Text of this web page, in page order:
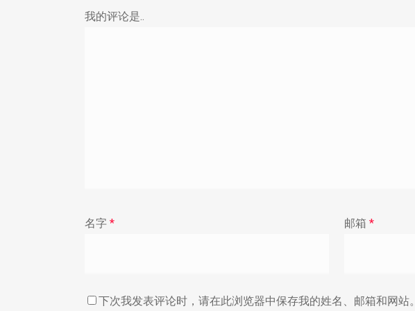
我的评论是..
名字 * 邮箱 *
下次我发表评论时，请在此浏览器中保存我的姓名、邮箱和网站。